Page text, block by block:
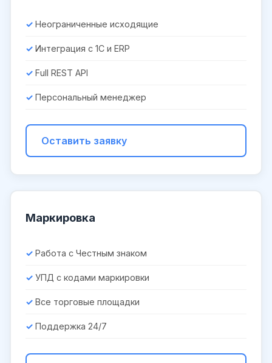
Неограниченные исходящие
Интеграция с 1С и ERP
Full REST API
Персональный менеджер
Оставить заявку
Маркировка
Работа с Честным знаком
УПД с кодами маркировки
Все торговые площадки
Поддержка 24/7